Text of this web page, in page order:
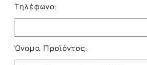
Τηλέφωνο:
Όνομα Προϊόντος: